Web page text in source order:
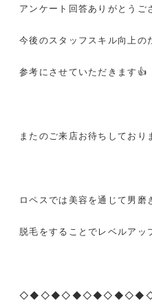
アンケート回答ありがとうご
今後のスタッフスキル向上の
参考にさせていただきます 👍
またのご来店お待ちしており
ロペスでは美容を通じて男磨
脱毛をすることでレベルアッ